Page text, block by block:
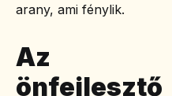
arany, ami fénylik.
Az
önfejlesztő